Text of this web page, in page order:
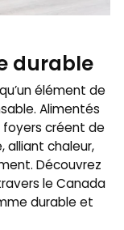
durable
élément de
Alimentés
foyers créent de
alliant chaleur,
Découvrez
le Canada
durable et